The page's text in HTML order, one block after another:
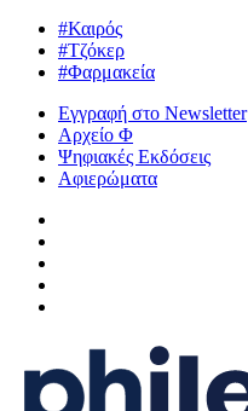
#Καιρός
#Τζόκερ
#Φαρμακεία
Εγγραφή στο Newsletter
Αρχείο Φ
Ψηφιακές Εκδόσεις
Αφιερώματα